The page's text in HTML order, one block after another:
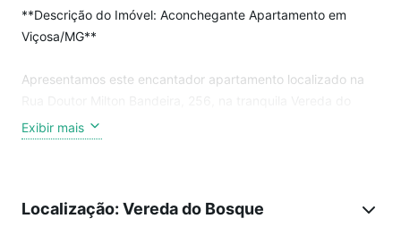
**Descrição do Imóvel: Aconchegante Apartamento em
Viçosa/MG**
Apresentamos este encantador apartamento localizado na
Bosque, Viçosa/MG. Ideal para famílias que buscam conforto
e praticidade, este imóvel dispõe de 3 quartos, sendo 1
Exibir mais
Localização: Vereda do Bosque